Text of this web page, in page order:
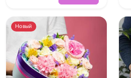
Новый